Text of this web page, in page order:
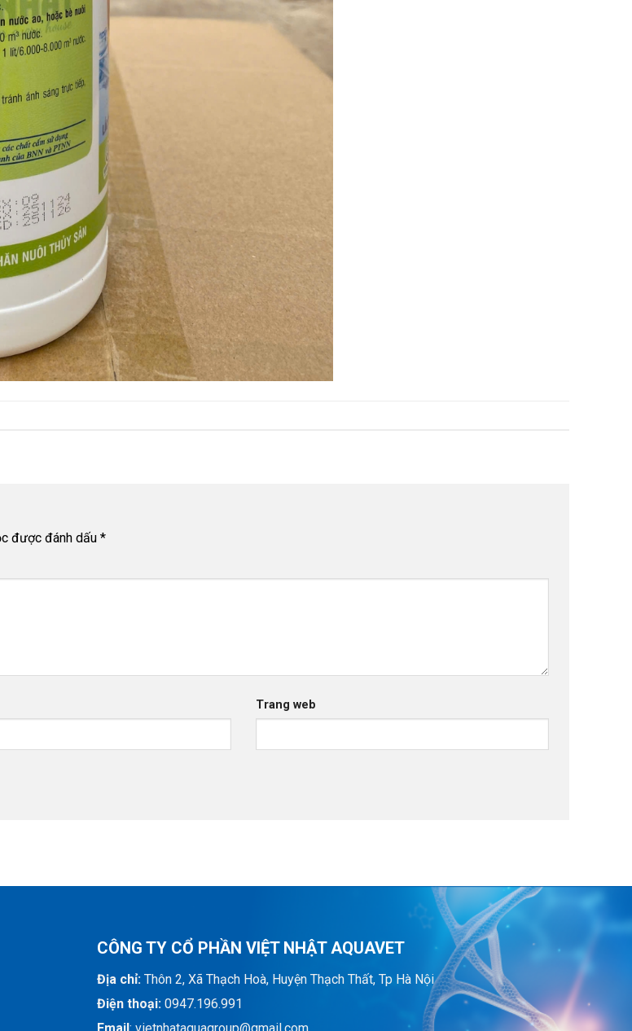
được đánh dấu *
Trang web
CÔNG TY CỔ PHẦN VIỆT NHẬT AQUAVET
Địa chỉ: Thôn 2, Xã Thạch Hoà, Huyện Thạch Thất, Tp Hà Nội
Điện thoại: 0947.196.991